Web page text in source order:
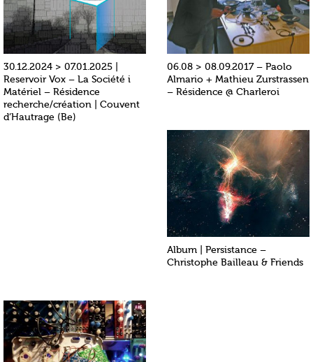
30.12.2024 > 07.01.2025 |
Reservoir Vox – La Société i
Matériel – Résidence
recherche/création | Couvent
d’Hautrage (Be)
06.08 > 08.09.2017 – Paolo
Almario + Mathieu Zurstrassen
– Résidence @ Charleroi
Album | Persistance –
Christophe Bailleau & Friends